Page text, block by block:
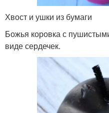
Хвост и ушки из бумаги
Божья коровка с
виде сердечек.